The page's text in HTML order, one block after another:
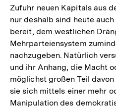
Zufuhr neuen Kapitals aus
nur deshalb sind heute
bereit, dem westlichen
Mehrparteiensystem
nachzugeben. Natürlich
und ihr Anhang, die Macht
möglichst großen Teil
sie sich mittels einer mehr
Manipulation des